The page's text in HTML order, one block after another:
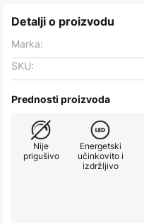
Detalji o proizvodu
Marka:
SKU:
Prednosti proizvoda
Nije
prigušivo
Energetski
učinkovito i
izdržljivo